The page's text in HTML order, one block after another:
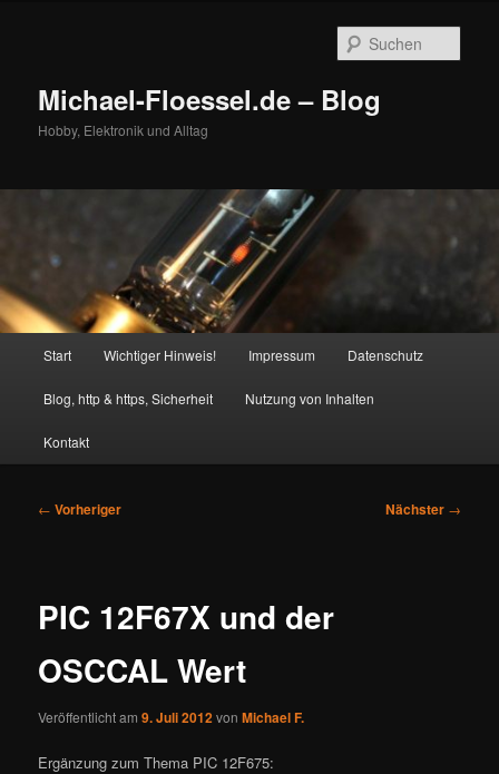
Michael-Floessel.de – Blog
Hobby, Elektronik und Alltag
Start Wichtiger Hinweis! Impressum Datenschutz
Blog, http & https, Sicherheit Nutzung von Inhalten
Kontakt
Beitragsnavigation
← Vorheriger Nächster →
PIC 12F67X und der
OSCCAL Wert
Veröffentlicht am9. Juli 2012vonMichael F.
Ergänzung zum Thema PIC 12F675: